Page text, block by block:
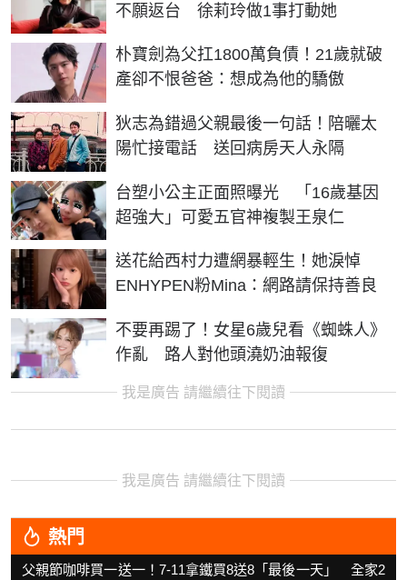
不願返台 徐莉玲做1事打動她
朴寶劍為父扛1800萬負債！21歲就破
產卻不恨爸爸：想成為他的驕傲
狄志為錯過父親最後一句話！陪曬太
陽忙接電話 送回病房天人永隔
台塑小公主正面照曝光 「16歲基因
超強大」可愛五官神複製王泉仁
送花給西村力遭網暴輕生！她淚悼
ENHYPEN粉Mina：網路請保持善良
不要再踢了！女星6歲兒看《蜘蛛人》
作亂 路人對他頭澆奶油報復
我是廣告 請繼續往下閱讀
我是廣告 請繼續往下閱讀
熱門
父親節咖啡買一送一！7-11拿鐵買8送8「最後一天」 全家2